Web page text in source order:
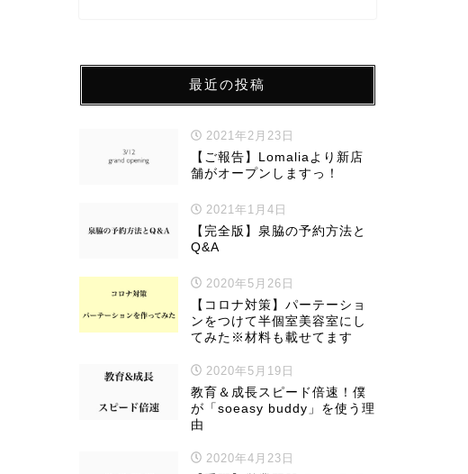
最近の投稿
2021年2月23日
【ご報告】Lomaliaより新店
舗がオープンしますっ！
2021年1月4日
【完全版】泉脇の予約方法と
Q&A
2020年5月26日
【コロナ対策】パーテーショ
ンをつけて半個室美容室にし
てみた※材料も載せてます
2020年5月19日
教育＆成長スピード倍速！僕
が「soeasy buddy」を使う理
由
2020年4月23日